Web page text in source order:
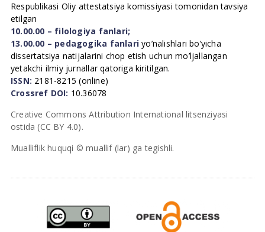
Respublikasi Oliy attestatsiya komissiyasi tomonidan tavsiya
etilgan
10.00.00 – filologiya fanlari;
13.00.00 – pedagogika fanlari yo’nalishlari bo’yicha
dissertatsiya natijalarini chop etish uchun mo’ljallangan
yetakchi ilmiy jurnallar qatoriga kiritilgan.
ISSN: 2181-8215 (online)
Crossref DOI: 10.36078
Creative Commons Attribution International litsenziyasi
ostida (CC BY 4.0).
Mualliflik huquqi © muallif (lar) ga tegishli.